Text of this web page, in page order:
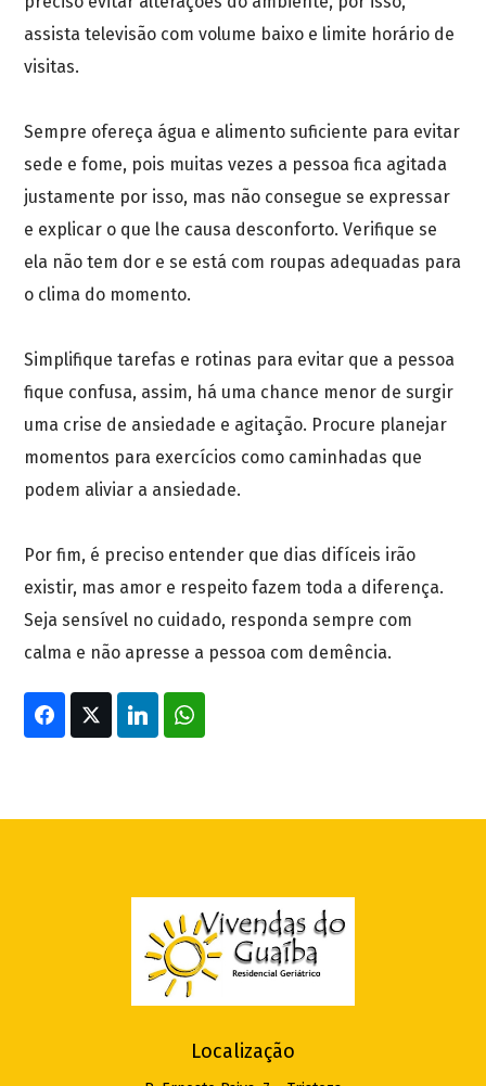
assista televisão com volume baixo e limite horário de
visitas.
Sempre ofereça água e alimento suficiente para evitar
sede e fome, pois muitas vezes a pessoa fica agitada
justamente por isso, mas não consegue se expressar
e explicar o que lhe causa desconforto. Verifique se
ela não tem dor e se está com roupas adequadas para
o clima do momento.
Simplifique tarefas e rotinas para evitar que a pessoa
fique confusa, assim, há uma chance menor de surgir
uma crise de ansiedade e agitação. Procure planejar
momentos para exercícios como caminhadas que
podem aliviar a ansiedade.
Por fim, é preciso entender que dias difíceis irão
existir, mas amor e respeito fazem toda a diferença.
Seja sensível no cuidado, responda sempre com
calma e não apresse a pessoa com demência.
Localização